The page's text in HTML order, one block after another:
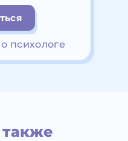
психологе
также